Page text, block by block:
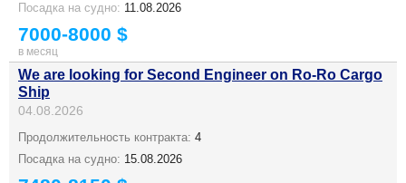
Посадка на судно: 11.08.2026
7000-8000 $
в месяц
We are looking for Second Engineer on Ro-Ro Cargo
Ship
04.08.2026
Продолжительность контракта: 4
Посадка на судно: 15.08.2026